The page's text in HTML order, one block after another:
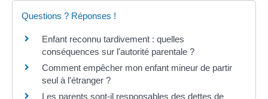
Questions ? Réponses !
Enfant reconnu tardivement : quelles
conséquences sur l'autorité parentale ?
Comment empêcher mon enfant mineur de partir
seul à l'étranger ?
Les parents sont-il responsables des dettes de